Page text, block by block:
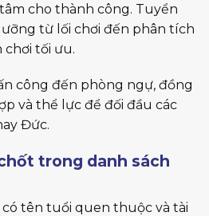
cho thành công. Tuyển
từ lối chơi đến phân tích
chơi tối ưu.
công đến phòng ngự, đồng
và thể lực để đối đầu các
Đức.
trong danh sách
có tên tuổi quen thuộc và tài